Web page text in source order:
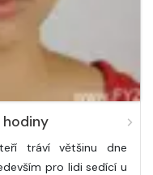
hodiny
tráví většinu dne
pro lidi sedící u